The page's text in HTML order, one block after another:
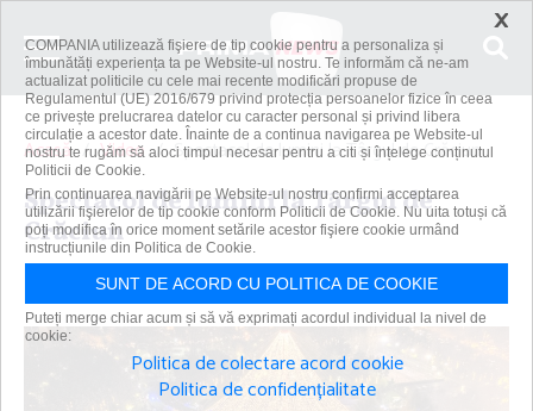
Acasă Video Spectacol de lumini la Târgul de Crăciun
Spectacol de lumini la Târgul de
Crăciun
Primanews | 26 nov 2022
×
COMPANIA utilizează fişiere de tip cookie pentru a personaliza și
îmbunătăți experiența ta pe Website-ul nostru. Te informăm că ne-am
actualizat politicile cu cele mai recente modificări propuse de
Regulamentul (UE) 2016/679 privind protecția persoanelor fizice în ceea
ce privește prelucrarea datelor cu caracter personal și privind libera
circulație a acestor date. Înainte de a continua navigarea pe Website-ul
nostru te rugăm să aloci timpul necesar pentru a citi și înțelege conținutul
Politicii de Cookie.
Prin continuarea navigării pe Website-ul nostru confirmi acceptarea
utilizării fişierelor de tip cookie conform Politicii de Cookie. Nu uita totuși că
poți modifica în orice moment setările acestor fişiere cookie urmând
instrucțiunile din Politica de Cookie.
SUNT DE ACORD CU POLITICA DE COOKIE
Puteți merge chiar acum și să vă exprimați acordul individual la nivel de
cookie:
Politica de colectare acord cookie
Politica de confidențialitate